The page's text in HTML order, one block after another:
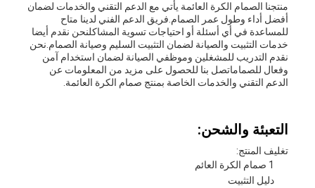
منتجنا الصمام الكرة العائمة يأتي مع الدعم التقني والخدمات لضمان
أفضل أداء وطول عمر الصمام.فريق الدعم الفني لدينا متاح
للمساعدة في أي أسئلة أو احتياجات تسوية المشاكلنحن نقدم أيضا
خدمات التثبيت والصيانة لضمان التثبيت السليم وصيانة الصمام.نحن
نقدم التدريب للمشغلين وموظفي الصيانة لضمان استخدام آمن
وفعال للصماماتصل بنا للحصول على مزيد من المعلومات عن
الدعم التقني والخدمات الخاصة بمنتج صمام الكرة العائمة.
التعبئة والشحن:
تغليف المنتج:
1 صمام الكرة العائم
دليل التثبيت